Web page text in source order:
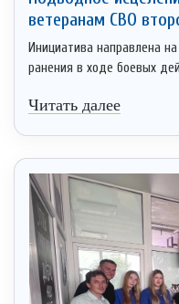
ветеранам СВО
Инициатива направлена
ранения в ходе боевых
Читать далее